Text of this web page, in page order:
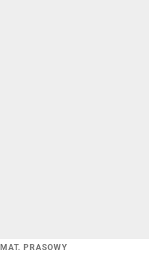
MAT. PRASOWY